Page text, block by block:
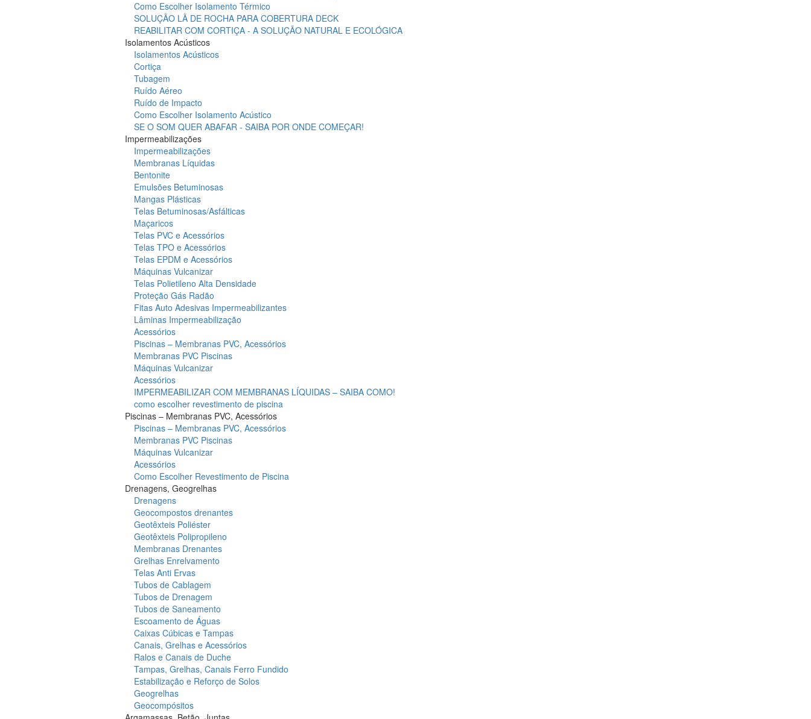
Como Escolher Isolamento Térmico
SOLUÇÃO LÃ DE ROCHA PARA COBERTURA DECK
REABILITAR COM CORTIÇA - A SOLUÇÃO NATURAL E ECOLÓGICA
Isolamentos Acústicos
Isolamentos Acústicos
Cortiça
Tubagem
Ruído Aéreo
Ruído de Impacto
Como Escolher Isolamento Acústico
SE O SOM QUER ABAFAR - SAIBA POR ONDE COMEÇAR!
Impermeabilizações
Impermeabilizações
Membranas Líquidas
Bentonite
Emulsões Betuminosas
Mangas Plásticas
Telas Betuminosas/Asfálticas
Maçaricos
Telas PVC e Acessórios
Telas TPO e Acessórios
Telas EPDM e Acessórios
Máquinas Vulcanizar
Telas Polietileno Alta Densidade
Proteção Gás Radão
Fitas Auto Adesivas Impermeabilizantes
Lâminas Impermeabilização
Acessórios
Piscinas – Membranas PVC, Acessórios
Membranas PVC Piscinas
Máquinas Vulcanizar
Acessórios
IMPERMEABILIZAR COM MEMBRANAS LÍQUIDAS – SAIBA COMO!
como escolher revestimento de piscina
Piscinas – Membranas PVC, Acessórios
Piscinas – Membranas PVC, Acessórios
Membranas PVC Piscinas
Máquinas Vulcanizar
Acessórios
Como Escolher Revestimento de Piscina
Drenagens, Geogrelhas
Drenagens
Geocompostos drenantes
Geotêxteis Poliéster
Geotêxteis Polipropileno
Membranas Drenantes
Grelhas Enrelvamento
Telas Anti Ervas
Tubos de Cablagem
Tubos de Drenagem
Tubos de Saneamento
Escoamento de Águas
Caixas Cúbicas e Tampas
Canais, Grelhas e Acessórios
Ralos e Canais de Duche
Tampas, Grelhas, Canais Ferro Fundido
Estabilização e Reforço de Solos
Geogrelhas
Geocompósitos